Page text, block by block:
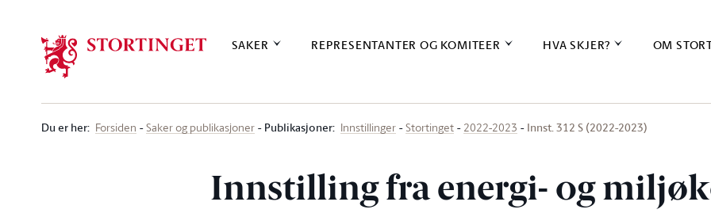
SAKER REPRESENTANTER OG KOMITEER HVA SKJER? OM
Du er her: Forsiden Saker og publikasjoner Publikasjoner: Innstillinger Stortinget 2022-2023 Innst. 312 S (2022-2023)
Innstilling fra energi- og